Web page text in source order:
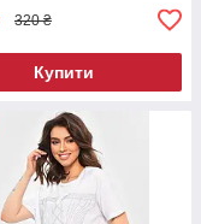
320 ₴
Купити